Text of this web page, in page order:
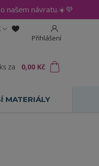
našem návratu.☀️💜
Přihlášení
ks za 0,00 Kč
MATERIÁLY